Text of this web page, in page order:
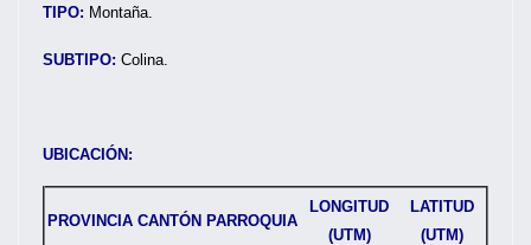
TIPO: Montaña.
SUBTIPO: Colina.
UBICACIÓN:
PROVINCIA CANTÓN PARROQUIA
LONGITUD
(UTM)
LATITUD
(UTM)